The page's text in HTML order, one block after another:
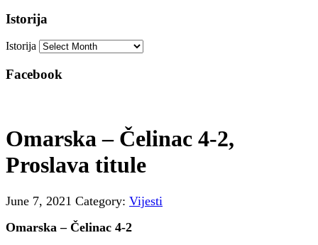
Istorija
Istorija
Facebook
Omarska – Čelinac 4-2,
Proslava titule
June 7, 2021 Category: Vijesti
Omarska – Čelinac 4-2